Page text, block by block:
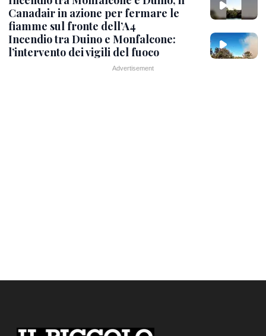
Canadair in azione per fermare le
fiamme sul fronte dell’A4
Incendio tra Duino e Monfalcone:
l’intervento dei vigili del fuoco